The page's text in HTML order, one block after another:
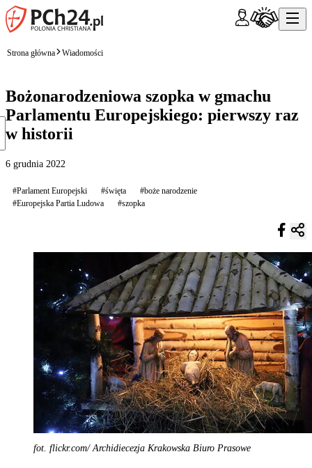
Strona główna Wiadomości
Bożonarodzeniowa szopka w gmachu
Parlamentu Europejskiego: pierwszy raz
w historii
6 grudnia 2022
#Parlament Europejski #święta
#boże narodzenie
#Europejska Partia Ludowa
#szopka
fot. flickr.com/ Archidiecezja Krakowska Biuro Prasowe